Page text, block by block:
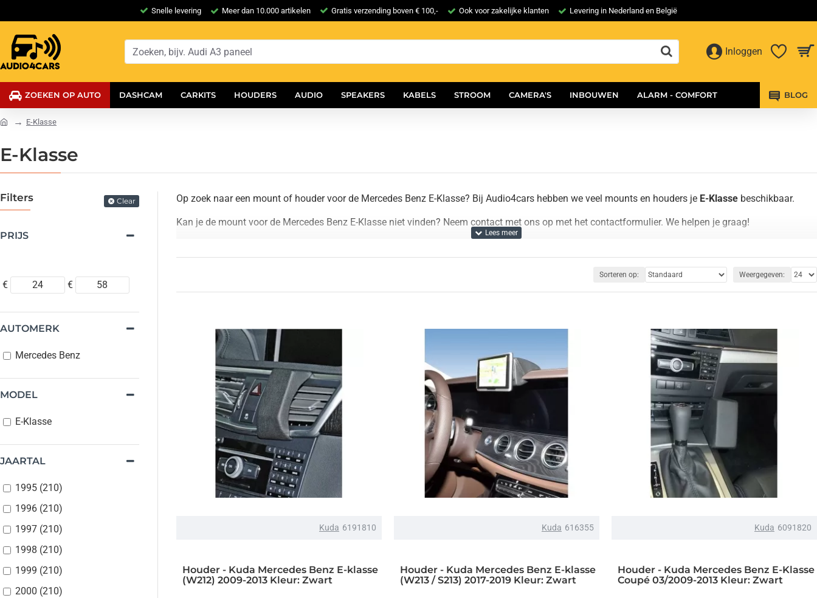
Snelle levering Meer dan 10.000 artikelen Gratis verzending boven € 100,- Ook voor zakelijke klanten Levering in Nederland en België
Inloggen
ZOEKEN OP AUTO DASHCAM CARKITS HOUDERS AUDIO SPEAKERS KABELS STROOM CAMERA'S INBOUWEN ALARM - COMFORT BLOG
E-Klasse
E-Klasse
Filters Clear
PRIJS
€ €
JAARTAL
1995 (210)
1996 (210)
1997 (210)
1998 (210)
1999 (210)
2000 (210)
MODEL
E-Klasse
AUTOMERK
Mercedes Benz
Op zoek naar een mount of houder voor de Mercedes Benz E-Klasse? Bij Audio4cars hebben we veel mounts en houders je E-Klasse beschikbaar.
Kan je de mount voor de Mercedes Benz E-Klasse niet vinden? Neem contact met ons op met het contactformulier. We helpen je graag!
Sorteren op: Weergegeven:
Kuda 6191810
Houder - Kuda Mercedes Benz E-klasse
(W212) 2009-2013 Kleur: Zwart
Kuda 616355
Houder - Kuda Mercedes Benz E-klasse
(W213 / S213) 2017-2019 Kleur: Zwart
Kuda 6091820
Houder - Kuda Mercedes Benz E-Klasse
Coupé 03/2009-2013 Kleur: Zwart